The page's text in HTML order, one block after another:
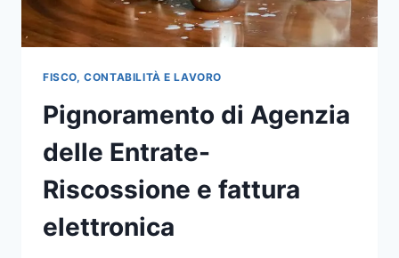
FISCO, CONTABILITÀ E LAVORO
Pignoramento di Agenzia
delle Entrate-
Riscossione e fattura
elettronica